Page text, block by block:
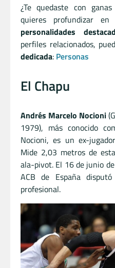
¿Te quedaste con
quieres profundizar
personalidades
perfiles relacionados,
dedicada: Personas
El Chapu
Andrés Marcelo Nocioni
1979), más conocido
Nocioni, es un ex-
Mide 2,03 metros de
ala-pivot. El 16 de junio
ACB de España
profesional.